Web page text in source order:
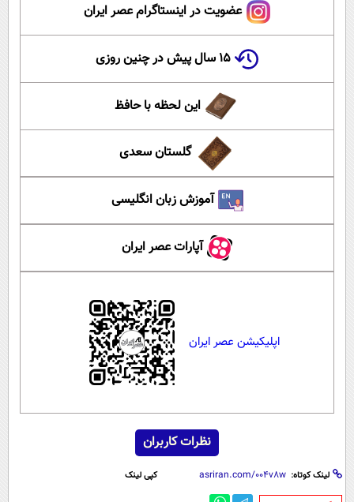
عضویت در اینستاگرام عصر ایران
۱۵ سال پیش در چنین روزی
این لحظه با حافظ
گلستان سعدی
آموزش زبان انگلیسی
آپارات عصر ایران
اپلیکیشن عصر ایران
نظرات کاربران
لینک کوتاه: کپی لینک